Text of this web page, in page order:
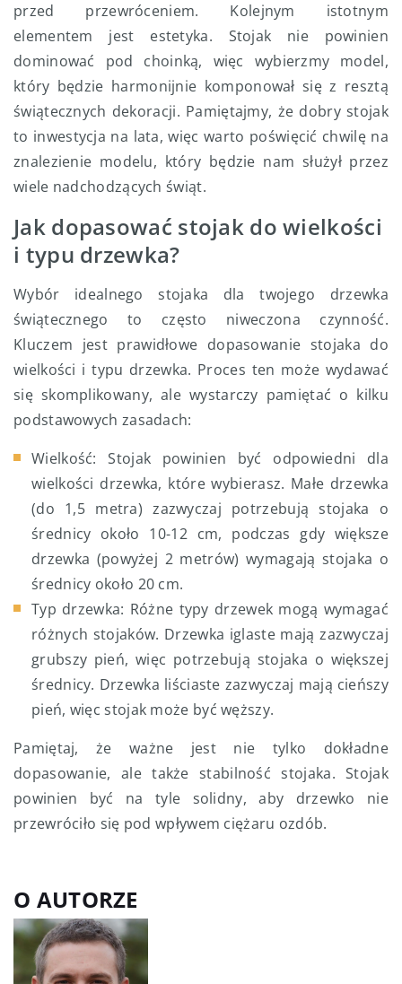
przed przewróceniem. Kolejnym istotnym
elementem jest estetyka. Stojak nie powinien
dominować pod choinką, więc wybierzmy model,
który będzie harmonijnie komponował się z resztą
świątecznych dekoracji. Pamiętajmy, że dobry stojak
to inwestycja na lata, więc warto poświęcić chwilę na
znalezienie modelu, który będzie nam służył przez
wiele nadchodzących świąt.
Jak dopasować stojak do wielkości
i typu drzewka?
Wybór idealnego stojaka dla twojego drzewka
świątecznego to często niweczona czynność.
Kluczem jest prawidłowe dopasowanie stojaka do
wielkości i typu drzewka. Proces ten może wydawać
się skomplikowany, ale wystarczy pamiętać o kilku
podstawowych zasadach:
Wielkość: Stojak powinien być odpowiedni dla
wielkości drzewka, które wybierasz. Małe drzewka
(do 1,5 metra) zazwyczaj potrzebują stojaka o
średnicy około 10-12 cm, podczas gdy większe
drzewka (powyżej 2 metrów) wymagają stojaka o
średnicy około 20 cm.
Typ drzewka: Różne typy drzewek mogą wymagać
różnych stojaków. Drzewka iglaste mają zazwyczaj
grubszy pień, więc potrzebują stojaka o większej
średnicy. Drzewka liściaste zazwyczaj mają cieńszy
pień, więc stojak może być węższy.
Pamiętaj, że ważne jest nie tylko dokładne
dopasowanie, ale także stabilność stojaka. Stojak
powinien być na tyle solidny, aby drzewko nie
przewróciło się pod wpływem ciężaru ozdób.
O AUTORZE